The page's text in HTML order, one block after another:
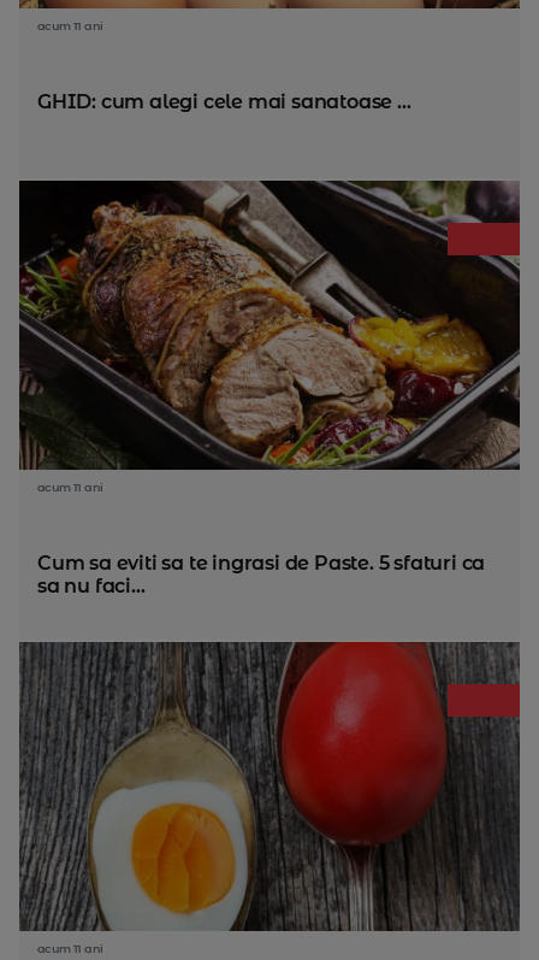
acum 11 ani
GHID: cum alegi cele mai sanatoase ...
acum 11 ani
Cum sa eviti sa te ingrasi de Paste. 5 sfaturi ca
sa nu faci...
acum 11 ani